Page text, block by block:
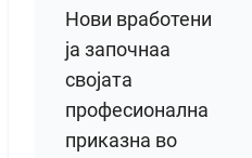
Нови вработени
ја започнаа
својата
професионална
приказна во